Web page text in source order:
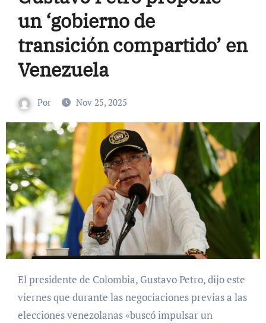
un ‘gobierno de
transición compartido’ en
Venezuela
Por Nov 25, 2025
El presidente de Colombia, Gustavo Petro, dijo este
viernes que durante las negociaciones previas a las
elecciones venezolanas «buscó impulsar un